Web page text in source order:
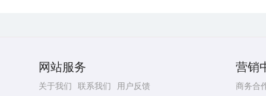
网站服务
关于我们 联系我们
用户反馈
营销
商务合